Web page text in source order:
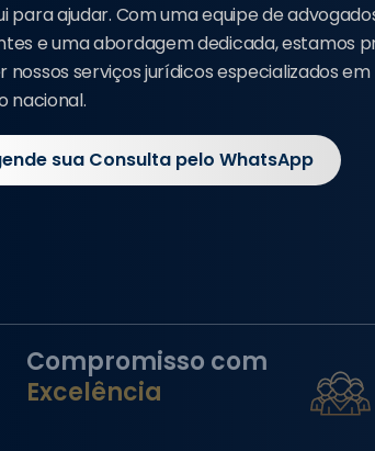
para ajudar. Com uma equipe de
e uma abordagem dedicada, estamos
nossos serviços jurídicos especializados
nacional.
sua Consulta pelo WhatsApp
Compromisso com
Excelência